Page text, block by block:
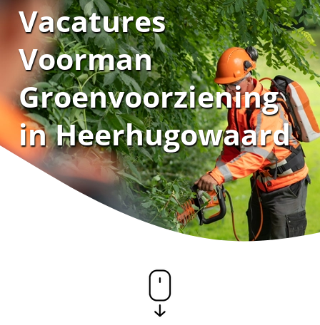
Vacatures
Voorman
Groenvoorziening
in Heerhugowaard